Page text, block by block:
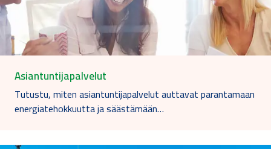
Asiantuntijapalvelut
Tutustu, miten asiantuntijapalvelut auttavat parantamaan
energiatehokkuutta ja säästämään…